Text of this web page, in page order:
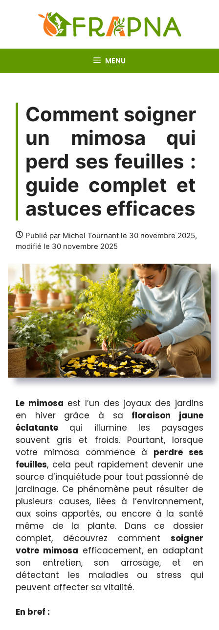
MENU
Comment soigner
un mimosa qui
perd ses feuilles :
guide complet et
astuces efficaces
Publié par Michel Tournant le 30 novembre 2025,
modifié le 30 novembre 2025
Le mimosa est l’un des joyaux des jardins
en hiver grâce à sa floraison jaune
éclatante qui illumine les paysages
souvent gris et froids. Pourtant, lorsque
votre mimosa commence à perdre ses
feuilles, cela peut rapidement devenir une
source d’inquiétude pour tout passionné de
jardinage. Ce phénomène peut résulter de
plusieurs causes, liées à l’environnement,
aux soins apportés, ou encore à la santé
même de la plante. Dans ce dossier
complet, découvrez comment soigner
votre mimosa efficacement, en adaptant
son entretien, son arrosage, et en
détectant les maladies ou stress qui
peuvent affecter sa vitalité.
En bref :